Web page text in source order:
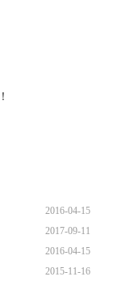
2016-04-15
2017-09-11
2016-04-15
2015-11-16